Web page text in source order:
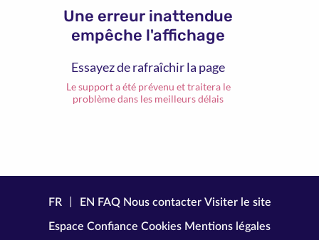
Une erreur inattendue
empêche l'affichage
Essayez de rafraîchir la page
Le support a été prévenu et traitera le
problème dans les meilleurs délais
FR | EN FAQ Nous contacter Visiter le site
Espace Confiance Cookies Mentions légales